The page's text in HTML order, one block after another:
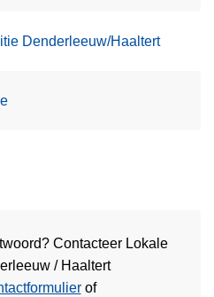
Denderleeuw/Haaltert
Contacteer Lokale
/ Haaltert
of